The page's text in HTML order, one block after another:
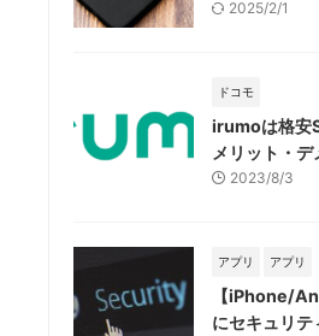
2025/2/1
ドコモ
irumoは格安
メリット・デ
2023/8/3
アプリ アプリ
【iPhone/
にセキュリテ